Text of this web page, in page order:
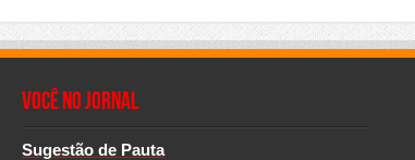
Você no Jornal
Sugestão de Pauta